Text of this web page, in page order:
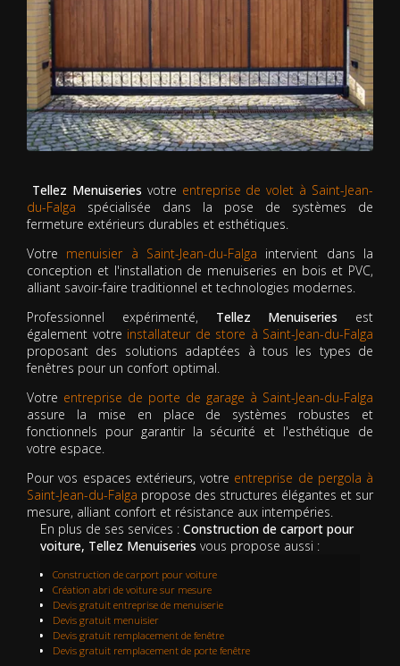
Tellez Menuiseries votre entreprise de volet à Saint-Jean-
du-Falga spécialisée dans la pose de systèmes de
fermeture extérieurs durables et esthétiques.
Votre menuisier à Saint-Jean-du-Falga intervient dans la
conception et l'installation de menuiseries en bois et PVC,
alliant savoir-faire traditionnel et technologies modernes.
Professionnel expérimenté, Tellez Menuiseries est
également votre installateur de store à Saint-Jean-du-Falga
proposant des solutions adaptées à tous les types de
fenêtres pour un confort optimal.
Votre entreprise de porte de garage à Saint-Jean-du-Falga
assure la mise en place de systèmes robustes et
fonctionnels pour garantir la sécurité et l'esthétique de
votre espace.
Pour vos espaces extérieurs, votre entreprise de pergola à
Saint-Jean-du-Falga propose des structures élégantes et sur
mesure, alliant confort et résistance aux intempéries.
En plus de ses services : Construction de carport pour
voiture, Tellez Menuiseries vous propose aussi :
Construction de carport pour voiture
Création abri de voiture sur mesure
Devis gratuit entreprise de menuiserie
Devis gratuit menuisier
Devis gratuit remplacement de fenêtre
Devis gratuit remplacement de porte fenêtre